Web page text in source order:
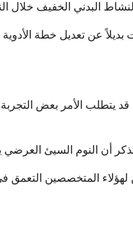
الأمر بعض التجربة
المتخصصين التعمق